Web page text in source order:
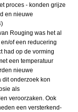
proces - konden grijze
en nieuwe
Rouging was het al
of een reducering
had op de vorming
een temperatuur
nieuwe
dit onderzoek kon
als
veroorzaken. Ook
een versterkend-